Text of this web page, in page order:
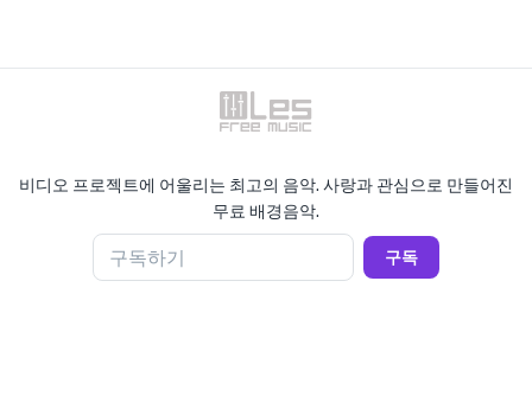
비디오 프로젝트에 어울리는 최고의 음악. 사랑과 관심으로 만들어진
무료 배경음악.
구독하기 구독